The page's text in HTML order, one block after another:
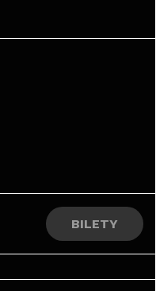
BILETY